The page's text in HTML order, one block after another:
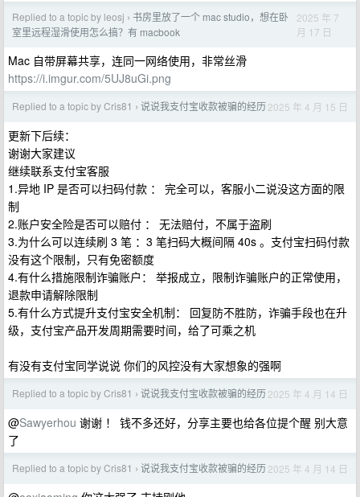
Replied to a topic by leosj › 书房里放了一个 mac studio，想在卧
室里远程湿滑使用怎么搞？有 macbook
2025 年 7
月 17 日
Mac 自带屏幕共享，连同一网络使用，非常丝滑
https://i.imgur.com/5UJ8uGi.png
Replied to a topic by Cris81 › 说说我支付宝收款被骗的经历2025 年 4 月 15 日
更新下后续：
谢谢大家建议
继续联系支付宝客服
1.异地 IP 是否可以扫码付款 ： 完全可以，客服小二说没这方面的限
制
2.账户安全险是否可以赔付 ： 无法赔付，不属于盗刷
3.为什么可以连续刷 3 笔 ：3 笔扫码大概间隔 40s 。支付宝扫码付款
没有这个限制，只有免密额度
4.有什么措施限制诈骗账户： 举报成立，限制诈骗账户的正常使用，
退款申请解除限制
5.有什么方式提升支付宝安全机制： 回复防不胜防，诈骗手段也在升
级，支付宝产品开发周期需要时间，给了可乘之机
有没有支付宝同学说说 你们的风控没有大家想象的强啊
Replied to a topic by Cris81 › 说说我支付宝收款被骗的经历2025 年 4 月 14 日
@Sawyerhou 谢谢 ！ 钱不多还好，分享主要也给各位提个醒 别大意
了
Replied to a topic by Cris81 › 说说我支付宝收款被骗的经历2025 年 4 月 14 日